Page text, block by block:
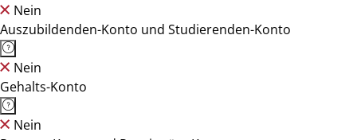
Nein
Auszubildenden-Konto und Studierenden-Konto
Nein
Gehalts-Konto
Nein